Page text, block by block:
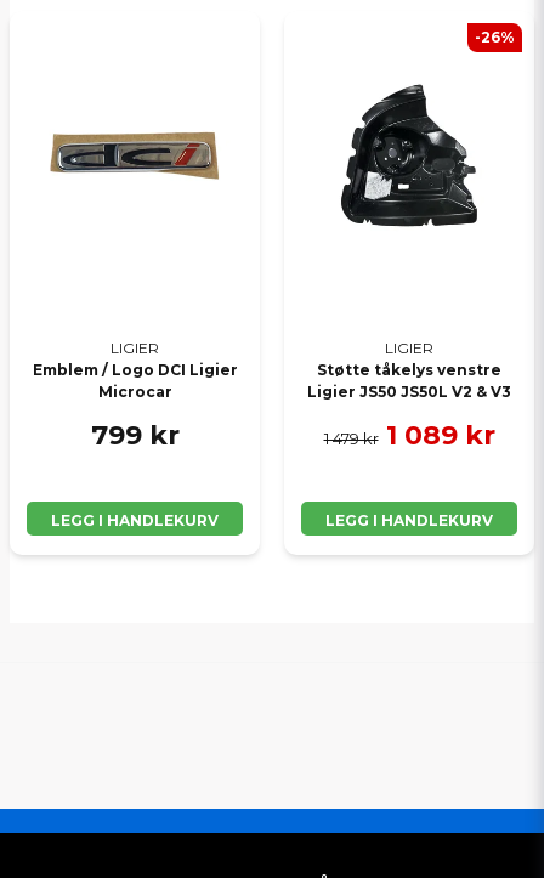
LIGIER
Emblem / Logo DCI Ligier
Microcar
799 kr
LEGG I HANDLEKURV
LIGIER
Støtte tåkelys venstre
Ligier JS50 JS50L V2 & V3
1 479 kr 1 089 kr
LEGG I HANDLEKURV
-26%